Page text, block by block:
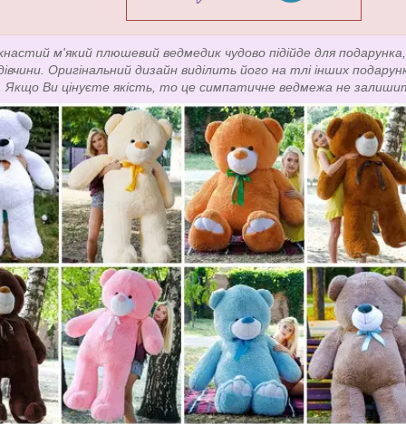
м'який плюшевий ведмедик чудово підійде для
дівчини. Оригінальний дизайн виділить його на тлі інших
Якщо Ви цінуєте якість, то це симпатичне ведмежа не